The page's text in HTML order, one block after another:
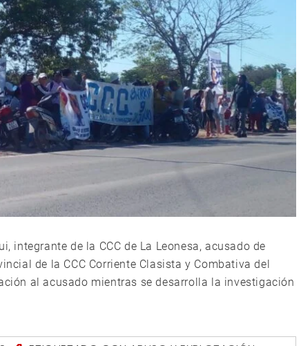
integrante de la CCC de La Leonesa, acusado de
de la CCC Corriente Clasista y Combativa del
al acusado mientras se desarrolla la investigación